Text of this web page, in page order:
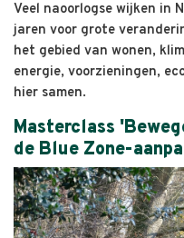
Veel naoorlogse wijken in
jaren voor grote
het gebied van wonen,
energie, voorzieningen,
hier samen.
Masterclass
de Blue Zone-